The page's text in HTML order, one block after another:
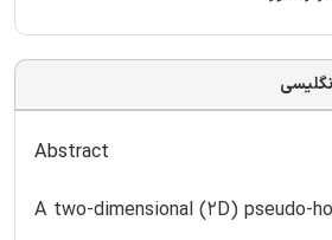
Abstract
A two-dimensional (2D) pseudo-